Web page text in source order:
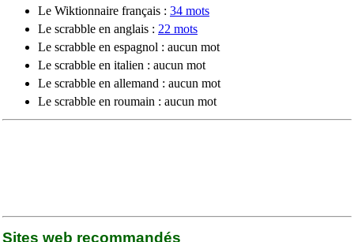
Le Wiktionnaire français : 34 mots
Le scrabble en anglais : 22 mots
Le scrabble en espagnol : aucun mot
Le scrabble en italien : aucun mot
Le scrabble en allemand : aucun mot
Le scrabble en roumain : aucun mot
Sites web recommandés